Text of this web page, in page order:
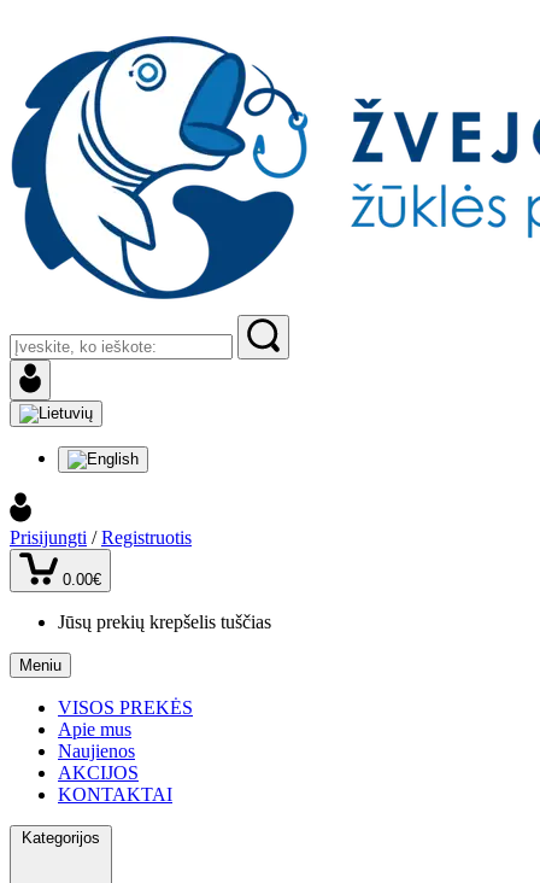
Prisijungti / Registruotis
0.00€
Jūsų prekių krepšelis tuščias
Meniu
VISOS PREKĖS
Apie mus
Naujienos
AKCIJOS
KONTAKTAI
Kategorijos